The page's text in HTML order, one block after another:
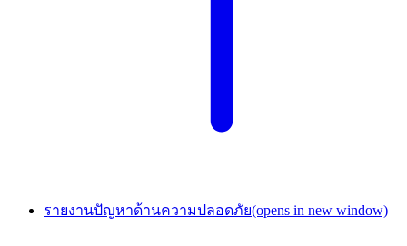
รายงานปัญหาด้านความปลอดภัย(opens in new window)